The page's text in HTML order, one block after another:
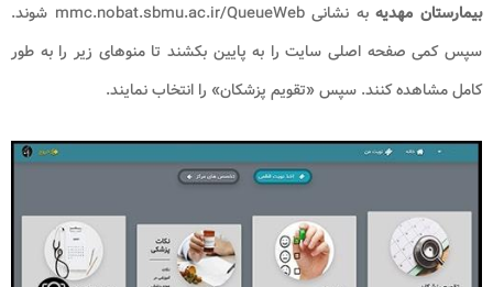
بیمارستان مهدیه
به نشانی mmc.nobat.sbmu.ac.ir/QueueWeb شوند.
سپس کمی صفحه اصلی سایت را به پایین بکشند تا منوهای زیر را به طور
کامل مشاهده کنند. سپس «تقویم پزشکان» را انتخاب نمایند.